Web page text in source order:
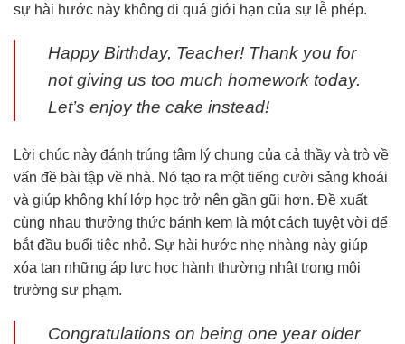
sự hài hước này không đi quá giới hạn của sự lễ phép.
Happy Birthday, Teacher! Thank you for
not giving us too much homework today.
Let’s enjoy the cake instead!
Lời chúc này đánh trúng tâm lý chung của cả thầy và trò về
vấn đề bài tập về nhà. Nó tạo ra một tiếng cười sảng khoái
và giúp không khí lớp học trở nên gần gũi hơn. Đề xuất
cùng nhau thưởng thức bánh kem là một cách tuyệt vời để
bắt đầu buổi tiệc nhỏ. Sự hài hước nhẹ nhàng này giúp
xóa tan những áp lực học hành thường nhật trong môi
trường sư phạm.
Congratulations on being one year older